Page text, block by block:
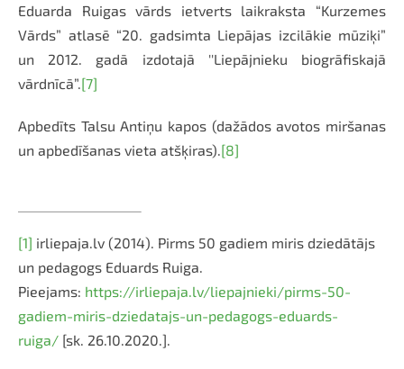
Eduarda Ruigas vārds ietverts laikraksta “Kurzemes
Vārds” atlasē “20. gadsimta Liepājas izcilākie mūziķi”
un 2012. gadā izdotajā ''Liepājnieku biogrāfiskajā
vārdnīcā”.[7]
Apbedīts Talsu Antiņu kapos (dažādos avotos miršanas
un apbedīšanas vieta atšķiras).[8]
[1] irliepaja.lv (2014). Pirms 50 gadiem miris dziedātājs
un pedagogs Eduards Ruiga.
Pieejams: https://irliepaja.lv/liepajnieki/pirms-50-
gadiem-miris-dziedatajs-un-pedagogs-eduards-
ruiga/ [sk. 26.10.2020.].